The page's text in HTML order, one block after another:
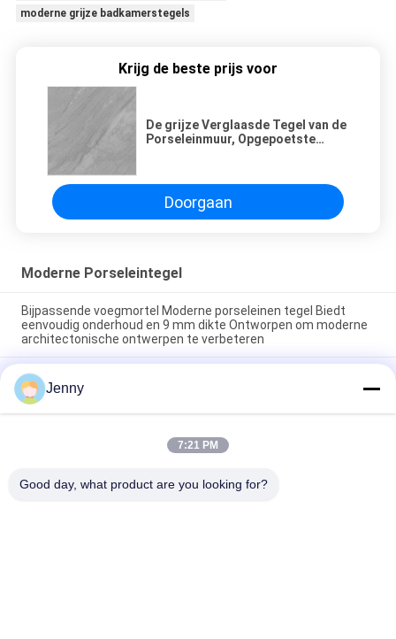
moderne grijze badkamerstegels
Krijg de beste prijs voor
De grijze Verglaasde Tegel van de
Porseleinmuur, Opgepoetste
Doorgaan
Moderne Porseleintegel
Bijpassende voegmortel Moderne porseleinen tegel Biedt
eenvoudig onderhoud en 9 mm dikte Ontworpen om moderne
architectonische ontwerpen te verbeteren
Eenvoudig te onderhouden moderne porseleinen vloertegel
met een gladde textuur, ontworpen om een strak oppervlak te
bieden dat bestand is tegen vlekken en dagelijkse slijtage
Zwevende Installatie Moderne Porseleinen Tegel Binnen 9mm
Dikte Perfecte Keuze Duurzaam Oppervlak Ideaal Voor
Jenny
7:21 PM
Good day, what product are you looking for?